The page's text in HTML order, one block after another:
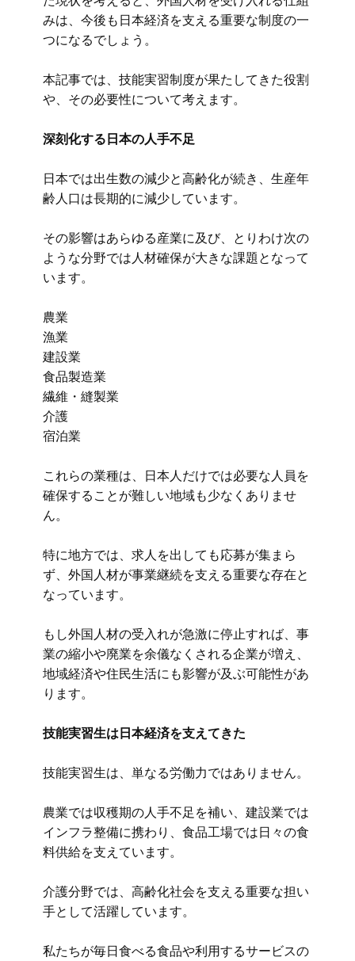
みは、今後も日本経済を支える重要な制度の一
つになるでしょう。
本記事では、技能実習制度が果たしてきた役割
や、その必要性について考えます。
深刻化する日本の人手不足
日本では出生数の減少と高齢化が続き、生産年
齢人口は長期的に減少しています。
その影響はあらゆる産業に及び、とりわけ次の
ような分野では人材確保が大きな課題となって
います。
農業
漁業
建設業
食品製造業
繊維・縫製業
介護
宿泊業
これらの業種は、日本人だけでは必要な人員を
確保することが難しい地域も少なくありませ
ん。
特に地方では、求人を出しても応募が集まら
ず、外国人材が事業継続を支える重要な存在と
なっています。
もし外国人材の受入れが急激に停止すれば、事
業の縮小や廃業を余儀なくされる企業が増え、
地域経済や住民生活にも影響が及ぶ可能性があ
ります。
技能実習生は日本経済を支えてきた
技能実習生は、単なる労働力ではありません。
農業では収穫期の人手不足を補い、建設業では
インフラ整備に携わり、食品工場では日々の食
料供給を支えています。
介護分野では、高齢化社会を支える重要な担い
手として活躍しています。
私たちが毎日食べる食品や利用するサービスの